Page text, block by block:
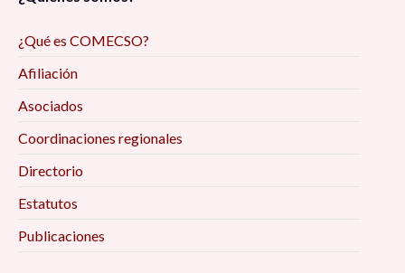
¿Qué es COMECSO?
Afiliación
Asociados
Coordinaciones regionales
Directorio
Estatutos
Publicaciones